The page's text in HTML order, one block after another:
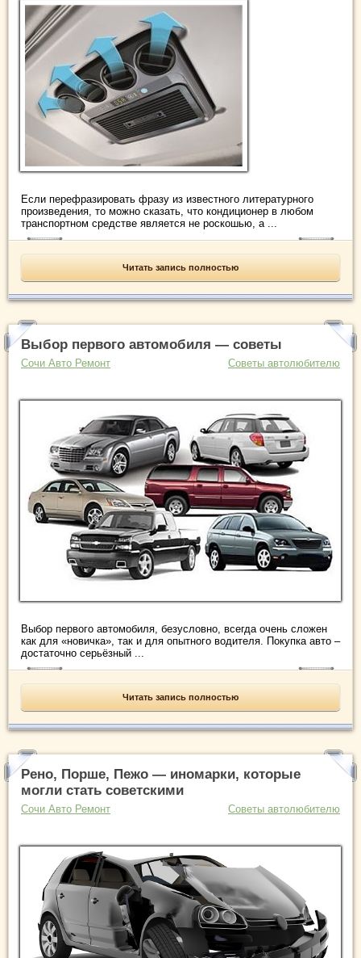
Если перефразировать фразу из известного литературного
произведения, то можно сказать, что кондиционер в любом
транспортном средстве является не роскошью, а ...
Читать запись полностью
Выбор первого автомобиля — советы
Сочи Авто Ремонт Советы автолюбителю
Выбор первого автомобиля, безусловно, всегда очень сложен
как для «новичка», так и для опытного водителя. Покупка авто –
достаточно серьёзный ...
Читать запись полностью
Рено, Порше, Пежо — иномарки, которые
могли стать советскими
Сочи Авто Ремонт Советы автолюбителю